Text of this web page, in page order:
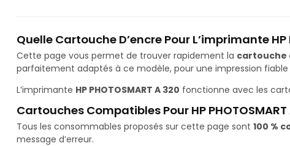
Quelle Cartouche D’encre Pour L’imprimante HP
Cette page vous permet de trouver rapidement la cartouche
parfaitement adaptés à ce modèle, pour une impression fiable
L’imprimante HP PHOTOSMART A 320 fonctionne avec les
Cartouches Compatibles Pour HP PHOTOSMART
Tous les consommables proposés sur cette page sont 100 %
message d’erreur.